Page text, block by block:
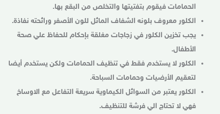
الحمامات فيقوم بتفتيتها والتخلص من البقع بها.
الكلور معروف بلونه الشفاف المائل للون الأصفر ورائحته نفاذة.
يجب تخزين الكلور في زجاجات مغلقة بإحكام للحفاظ علي صحة
الأطفال.
الكلور لا يستخدم فقط في تنظيف الحمامات ولكن يستخدم أيضا
لتعقيم الأرضيات وحمامات السباحة.
الكلور يعتبر من السوائل الكيماوية سريعة التفاعل مع الاوساخ
فهي لا تحتاج الي فرشة للتنظيف.